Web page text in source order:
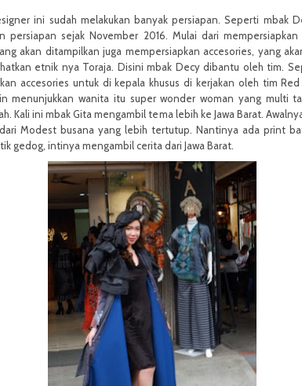
ini sudah melakukan banyak persiapan. Seperti mbak
persiapan sejak November 2016. Mulai dari mempersiapkan
akan ditampilkan juga mempersiapkan accesories, yang
etnik nya Toraja. Disini mbak Decy dibantu oleh tim.
accesories untuk di kepala khusus di kerjakan oleh tim
menunjukkan wanita itu super wonder woman yang multi
Kali ini mbak Gita mengambil tema lebih ke Jawa Barat.
Modest busana yang lebih tertutup. Nantinya ada print
gedog, intinya mengambil cerita dari Jawa Barat.